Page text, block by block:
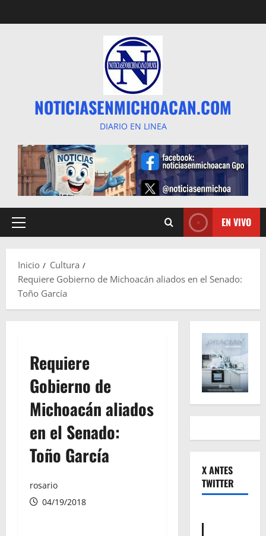
al
NOTICIASENMICHOACAN.COM
DIARIO EN LINEA
Menú
EN VIVO
Inicio
Cultura
Requiere Gobierno de Michoacán aliados en el Senado:
Toño García
Requiere
Gobierno de
Michoacán aliados
en el Senado:
Toño García
rosario
04/19/2018
X ANTES
TWITTER